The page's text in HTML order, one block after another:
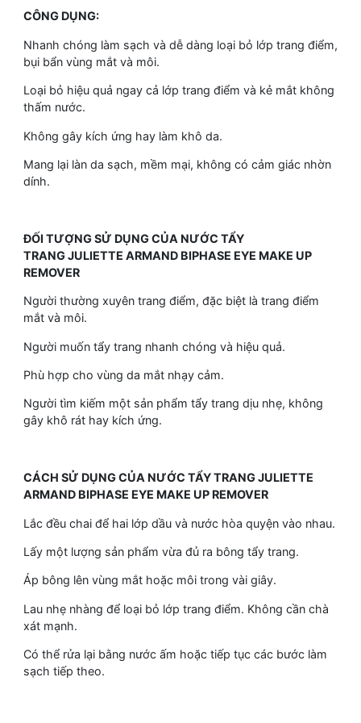
CÔNG DỤNG:
Nhanh chóng làm sạch và dễ dàng loại bỏ lớp trang điểm,
bụi bẩn vùng mắt và môi.
Loại bỏ hiệu quả ngay cả lớp trang điểm và kẻ mắt không
thấm nước.
Không gây kích ứng hay làm khô da.
Mang lại làn da sạch, mềm mại, không có cảm giác nhờn
dính.
ĐỐI TƯỢNG SỬ DỤNG CỦA NƯỚC TẨY
TRANG JULIETTE ARMAND BIPHASE EYE MAKE UP
REMOVER
Người thường xuyên trang điểm, đặc biệt là trang điểm
mắt và môi.
Người muốn tẩy trang nhanh chóng và hiệu quả.
Phù hợp cho vùng da mắt nhạy cảm.
Người tìm kiếm một sản phẩm tẩy trang dịu nhẹ, không
gây khô rát hay kích ứng.
CÁCH SỬ DỤNG CỦA NƯỚC TẨY TRANG JULIETTE
ARMAND BIPHASE EYE MAKE UP REMOVER
Lắc đều chai để hai lớp dầu và nước hòa quyện vào nhau.
Lấy một lượng sản phẩm vừa đủ ra bông tẩy trang.
Áp bông lên vùng mắt hoặc môi trong vài giây.
Lau nhẹ nhàng để loại bỏ lớp trang điểm. Không cần chà
xát mạnh.
Có thể rửa lại bằng nước ấm hoặc tiếp tục các bước làm
sạch tiếp theo.